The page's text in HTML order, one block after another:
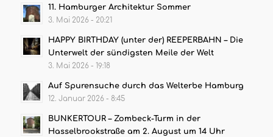
11. Hamburger Architektur Sommer
3. Mai 2026 - 20:21
HAPPY BIRTHDAY (unter der) REEPERBAHN – Die
Unterwelt der sündigsten Meile der Welt
3. Mai 2026 - 19:18
Auf Spurensuche durch das Welterbe Hamburg
12. Januar 2026 - 8:45
BUNKERTOUR – Zombeck-Turm in der
Hasselbrookstraße am 2. August um 14 Uhr